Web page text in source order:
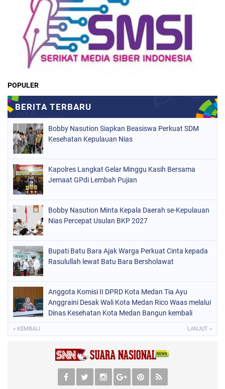
POPULER
Bobby Nasution Siapkan Beasiswa Perkuat SDM
Kesehatan Kepulauan Nias
Kapolres Langkat Gelar Minggu Kasih Bersama
Jemaat GPdi Lembah Pujian
Bobby Nasution Minta Kepala Daerah se-Kepulauan
Nias Percepat Usulan BKP 2027
Bupati Batu Bara Ajak Warga Perkuat Cinta kepada
Rasulullah lewat Batu Bara Bersholawat
Anggota Komisi II DPRD Kota Medan Tia Ayu
Anggraini Desak Wali Kota Medan Rico Waas melalui
Dinas Kesehatan Kota Medan Bangun kembali
« KEMBALI LANJUT »